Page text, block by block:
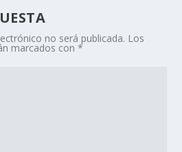
no será publicada. Los
marcados con*